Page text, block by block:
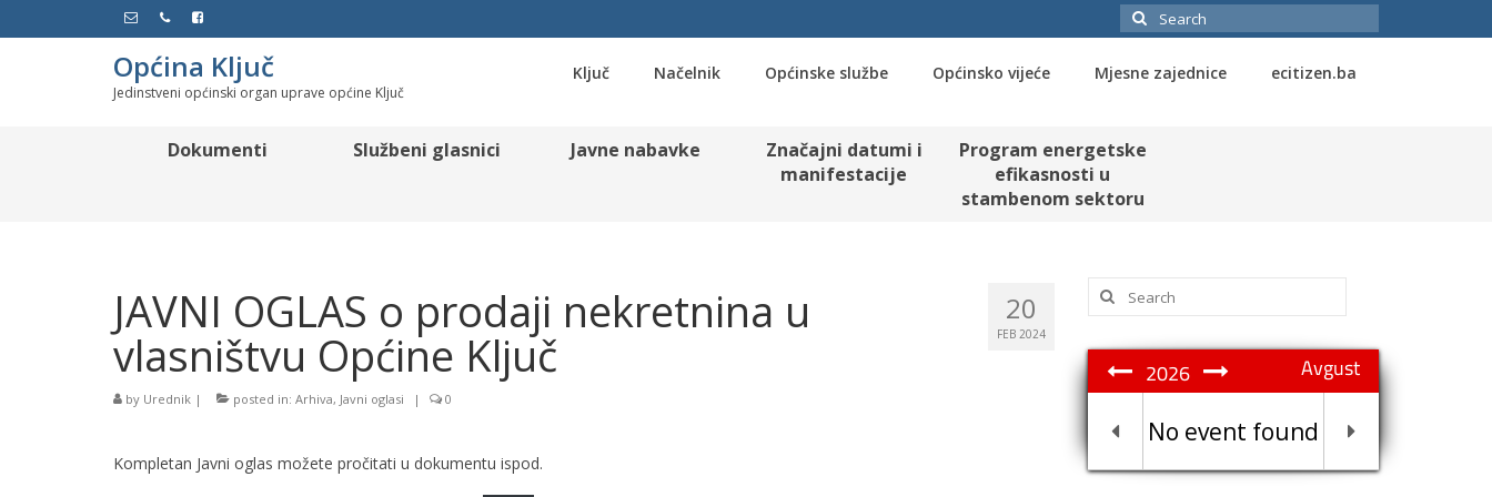
Search
for:
Općina Ključ
Jedinstveni općinski organ uprave općine Ključ
Ključ Načelnik Općinske službe Općinsko vijeće Mjesne zajednice ecitizen.ba
Dokumenti Službeni glasnici Javne nabavke
Značajni datumi i
manifestacije
Program energetske
efikasnosti u
stambenom sektoru
20
FEB 2024
JAVNI OGLAS o prodaji nekretnina u
vlasništvu Općine Ključ
by Urednik | posted in: Arhiva, Javni oglasi | 0
Kompletan Javni oglas možete pročitati u dokumentu ispod.
Search
for:
Avgust
2026
No event found